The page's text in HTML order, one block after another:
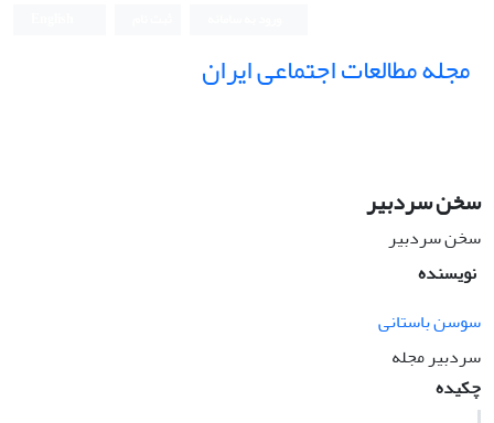
مجله مطالعات اجتماعی ایران
سخن سردبیر
سخن سردبیر
نویسنده
سوسن باستانی
سردبیر مجله
چکیده